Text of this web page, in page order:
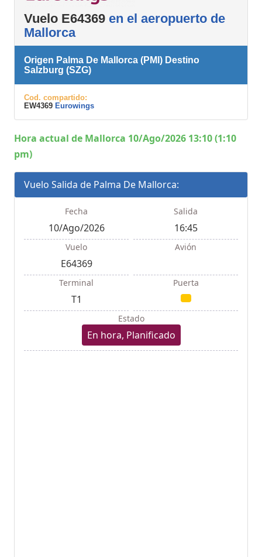
Vuelo E64369 en el aeropuerto de
Mallorca
Origen Palma De Mallorca (PMI) Destino
Salzburg (SZG)
Cod. compartido:
EW4369 Eurowings
Hora actual de Mallorca 10/Ago/2026 13:10 (1:10
pm)
Vuelo Salida de Palma De Mallorca:
Fecha
10/Ago/2026
Salida
16:45
Vuelo
E64369
Avión
Terminal
T1
Puerta
Estado
En hora, Planificado